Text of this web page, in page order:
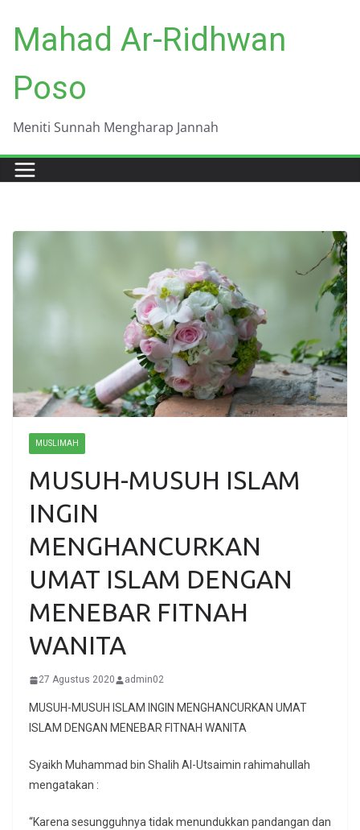
content
Mahad Ar-Ridhwan
Poso
Meniti Sunnah Mengharap Jannah
MUSLIMAH
MUSUH-MUSUH ISLAM
INGIN
MENGHANCURKAN
UMAT ISLAM DENGAN
MENEBAR FITNAH
WANITA
27 Agustus 2020 admin02
MUSUH-MUSUH ISLAM INGIN MENGHANCURKAN UMAT
ISLAM DENGAN MENEBAR FITNAH WANITA
Syaikh Muhammad bin Shalih Al-Utsaimin rahimahullah
mengatakan :
“Karena sesungguhnya tidak menundukkan pandangan dan